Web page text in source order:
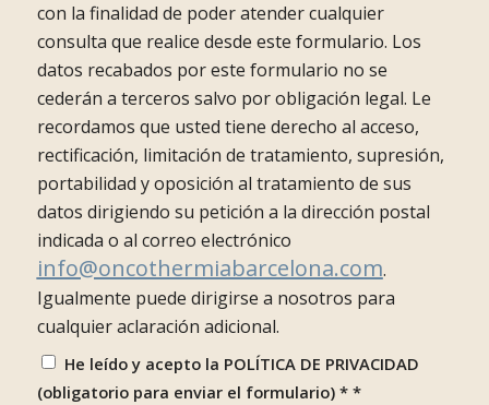
con la finalidad de poder atender cualquier
consulta que realice desde este formulario. Los
datos recabados por este formulario no se
cederán a terceros salvo por obligación legal. Le
recordamos que usted tiene derecho al acceso,
rectificación, limitación de tratamiento, supresión,
portabilidad y oposición al tratamiento de sus
datos dirigiendo su petición a la dirección postal
indicada o al correo electrónico
info@oncothermiabarcelona.com.
Igualmente puede dirigirse a nosotros para
cualquier aclaración adicional.
He leído y acepto la POLÍTICA DE PRIVACIDAD
(obligatorio para enviar el formulario) * *